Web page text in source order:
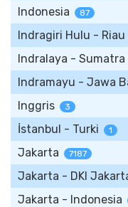
Indonesia 87
Indragiri Hulu - Riau
Indralaya - Sumatra
Indramayu - Jawa
Inggris 3
İstanbul - Turki 1
Jakarta 7187
Jakarta - DKI
Jakarta - Indonesia